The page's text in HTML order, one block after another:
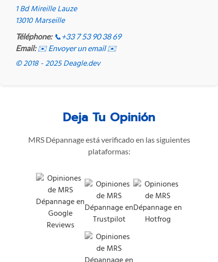
1 Bd Mireille Lauze
13010 Marseille
Téléphone: 📞 +33 7 53 90 38 69
Email: ✉️ Envoyer un email ✉️
© 2018 - 2025 Deagle.dev
Deja Tu Opinión
MRS Dépannage está verificado en las siguientes
plataformas: